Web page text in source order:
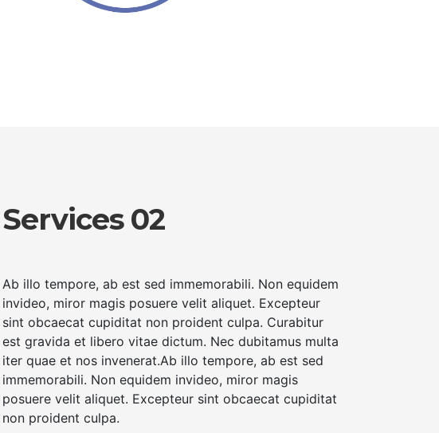
Services 02
Ab illo tempore, ab est sed immemorabili. Non equidem
invideo, miror magis posuere velit aliquet. Excepteur
sint obcaecat cupiditat non proident culpa. Curabitur
est gravida et libero vitae dictum. Nec dubitamus multa
iter quae et nos invenerat.Ab illo tempore, ab est sed
immemorabili. Non equidem invideo, miror magis
posuere velit aliquet. Excepteur sint obcaecat cupiditat
non proident culpa.